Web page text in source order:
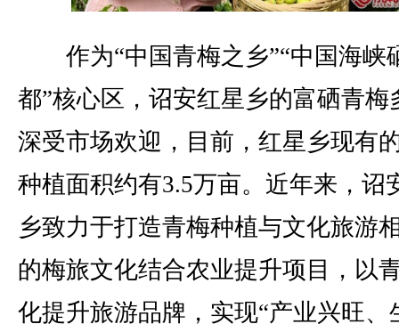
作为“中国青梅之乡”“中国海峡
都”核心区，诏安红星乡的富硒青梅
深受市场欢迎，目前，红星乡现有
种植面积约有3.5万亩。近年来，诏
乡致力于打造青梅种植与文化旅游
的梅旅文化结合农业提升项目，以
化提升旅游品牌，实现“产业兴旺、